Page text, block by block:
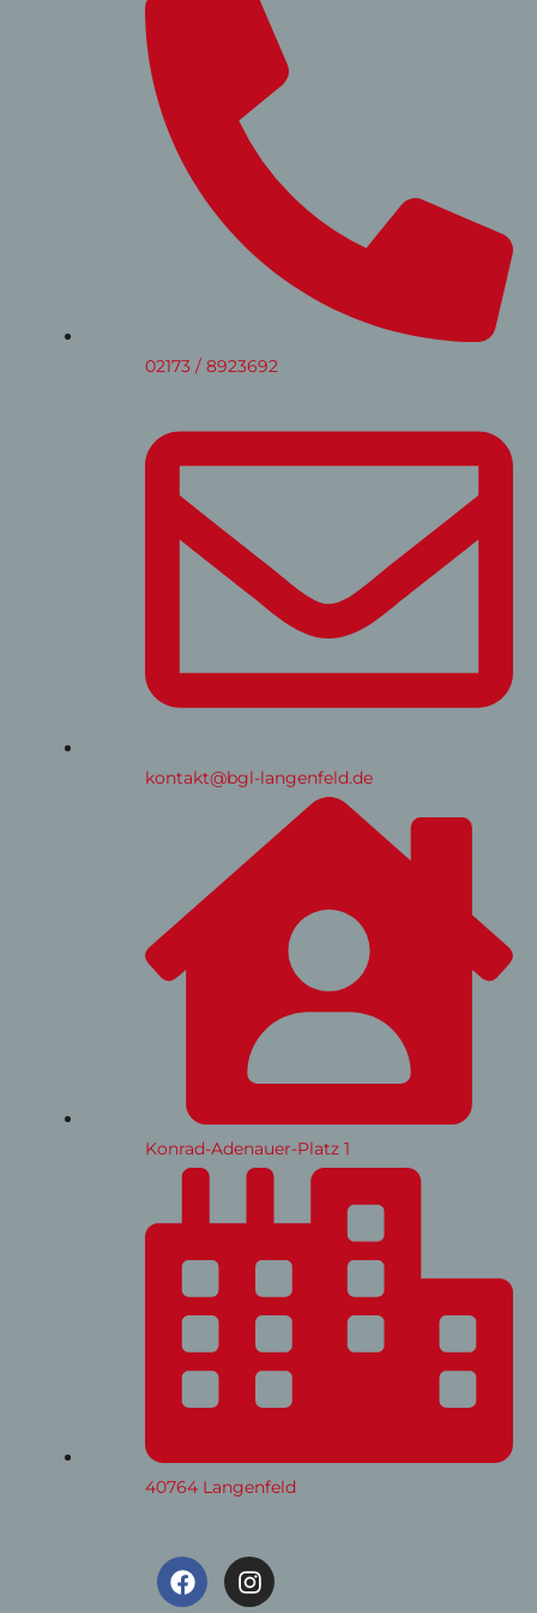
02173 / 8923692
kontakt@bgl-langenfeld.de
Konrad-Adenauer-Platz 1
40764 Langenfeld
F
a
I
n